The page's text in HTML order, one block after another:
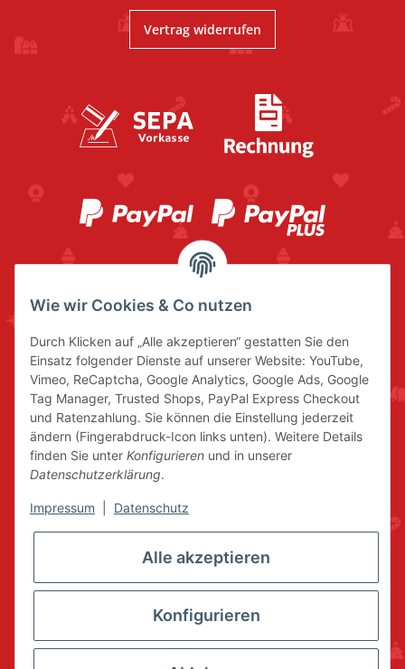
Vertrag widerrufen
Wie wir Cookies & Co nutzen
Durch Klicken auf „Alle akzeptieren“ gestatten Sie den
Einsatz folgender Dienste auf unserer Website: YouTube,
Vimeo, ReCaptcha, Google Analytics, Google Ads, Google
Tag Manager, Trusted Shops, PayPal Express Checkout
und Ratenzahlung. Sie können die Einstellung jederzeit
ändern (Fingerabdruck-Icon links unten). Weitere Details
finden Sie unter Konfigurieren und in unserer
Datenschutzerklärung.
Impressum Datenschutz
Alle akzeptieren
Konfigurieren